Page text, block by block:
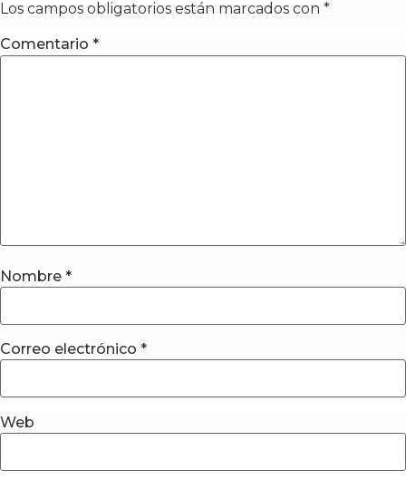
Los campos obligatorios están marcados con *
Comentario *
Nombre *
Correo electrónico *
Web